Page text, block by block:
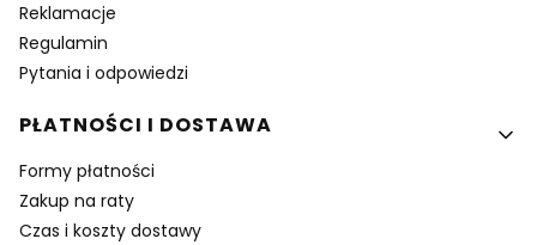
Reklamacje
Regulamin
Pytania i odpowiedzi
PŁATNOŚCI I DOSTAWA
Formy płatności
Zakup na raty
Czas i koszty dostawy